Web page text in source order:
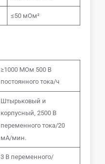
≤50 мОм²
≥1000 МОм 500 В
постоянного тока/ч
Штырьковый и
корпусный, 2500 В
переменного тока/20
мА/мин.
3 В переменного/